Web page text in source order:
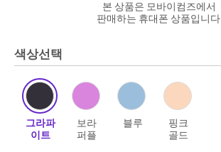
본 상품은 모바이컴즈에서
판매하는 휴대폰 상품입니다.
색상선택
그라파
이트
보라
퍼플
블루
핑크
골드